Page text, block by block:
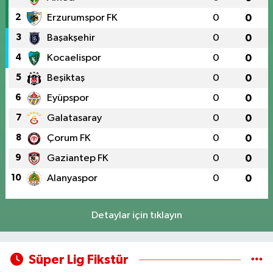
2 Erzurumspor FK 0 0
3 Başakşehir 0 0
4 Kocaelispor 0 0
5 Beşiktaş 0 0
6 Eyüpspor 0 0
7 Galatasaray 0 0
8 Çorum FK 0 0
9 Gaziantep FK 0 0
10 Alanyaspor 0 0
Detaylar için tıklayın
Süper Lig Fikstür